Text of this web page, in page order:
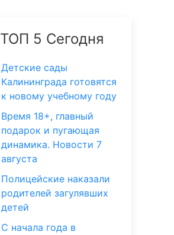
ТОП 5 Сегодня
Детские сады
Калининграда готовятся
к новому учебному году
Время 18+, главный
подарок и пугающая
динамика. Новости 7
августа
Полицейские наказали
родителей загулявших
детей
С начала года в